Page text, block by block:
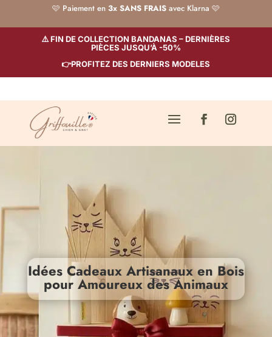
🩷 Paiement en 3x SANS FRAISavec Klarna 🩷
⚠️ FIN DE COLLECTION BANDANAS – DERNIÈRES
PIÈCES JUSQU’À -50%
👉PROFITEZ DES DERNIERS MODELES
Idées Cadeaux Artisanaux en Bois
pour Amoureux des Animaux